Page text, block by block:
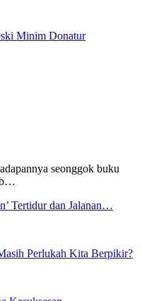
Minim Donatur
seonggok buku
…
Tertidur dan Jalanan…
Perlukah Kita Berpikir?